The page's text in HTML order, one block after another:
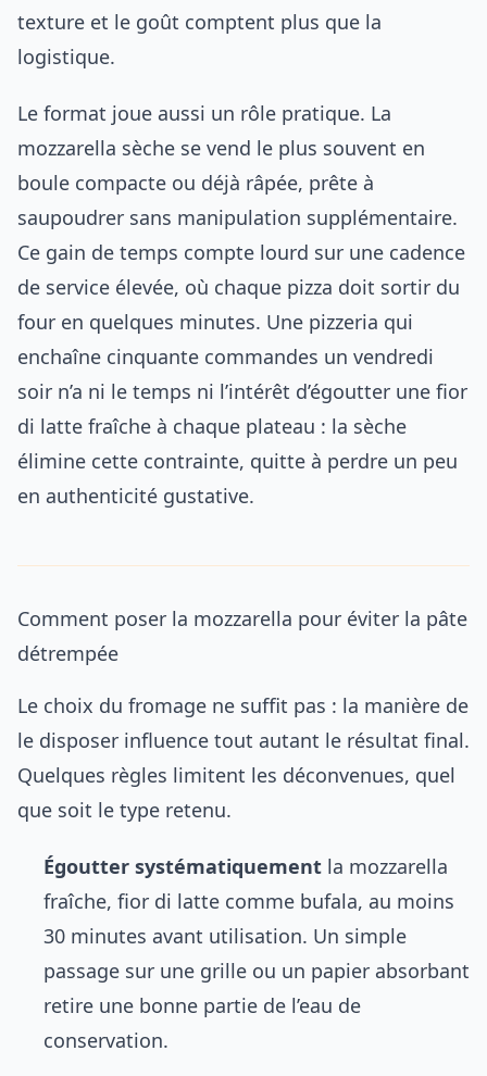
texture et le goût comptent plus que la
logistique.
Le format joue aussi un rôle pratique. La
mozzarella sèche se vend le plus souvent en
boule compacte ou déjà râpée, prête à
saupoudrer sans manipulation supplémentaire.
Ce gain de temps compte lourd sur une cadence
de service élevée, où chaque pizza doit sortir du
four en quelques minutes. Une pizzeria qui
enchaîne cinquante commandes un vendredi
soir n’a ni le temps ni l’intérêt d’égoutter une fior
di latte fraîche à chaque plateau : la sèche
élimine cette contrainte, quitte à perdre un peu
en authenticité gustative.
Comment poser la mozzarella pour éviter la pâte
détrempée
Le choix du fromage ne suffit pas : la manière de
le disposer influence tout autant le résultat final.
Quelques règles limitent les déconvenues, quel
que soit le type retenu.
Égoutter systématiquement la mozzarella
fraîche, fior di latte comme bufala, au moins
30 minutes avant utilisation. Un simple
passage sur une grille ou un papier absorbant
retire une bonne partie de l’eau de
conservation.